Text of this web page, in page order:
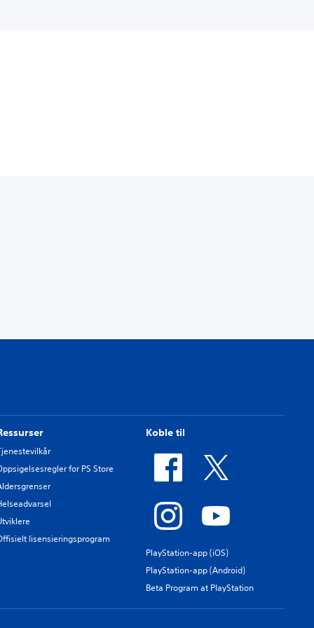
for PS Store
lisensieringsprogram
Koble til
PlayStation-app (iOS)
PlayStation-app (Android)
Beta Program at PlayStation